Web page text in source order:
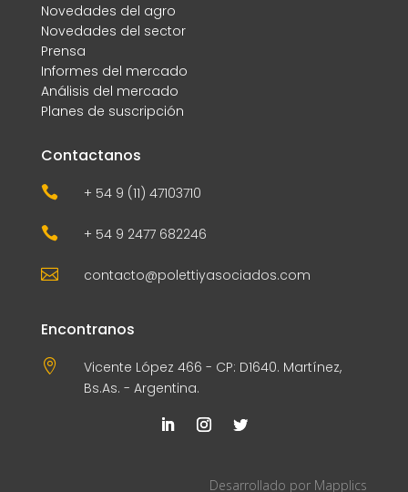
Novedades del agro
Novedades del sector
Prensa
Informes del mercado
Análisis del mercado
Planes de suscripción
Contactanos
 + 54 9 (11) 47103710
 + 54 9 2477 682246
 contacto@polettiyasociados.com
Encontranos

Vicente López 466 - CP: D1640. Martínez,
Bs.As. - Argentina.
Desarrollado por Mapplics